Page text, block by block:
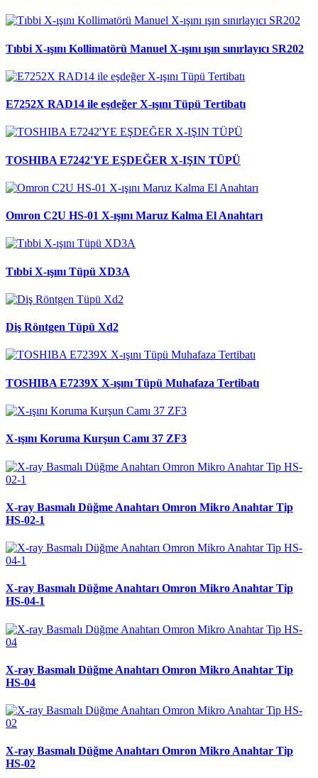
Tıbbi X-ışını Kollimatörü Manuel X-ışını ışın sınırlayıcı SR202
E7252X RAD14 ile eşdeğer X-ışını Tüpü Tertibatı
TOSHIBA E7242'YE EŞDEĞER X-IŞIN TÜPÜ
Omron C2U HS-01 X-ışını Maruz Kalma El Anahtarı
Tıbbi X-ışını Tüpü XD3A
Diş Röntgen Tüpü Xd2
TOSHIBA E7239X X-ışını Tüpü Muhafaza Tertibatı
X-ışını Koruma Kurşun Camı 37 ZF3
X-ray Basmalı Düğme Anahtarı Omron Mikro Anahtar Tip
HS-02-1
X-ray Basmalı Düğme Anahtarı Omron Mikro Anahtar Tip
HS-04-1
X-ray Basmalı Düğme Anahtarı Omron Mikro Anahtar Tip
HS-04
X-ray Basmalı Düğme Anahtarı Omron Mikro Anahtar Tip
HS-02